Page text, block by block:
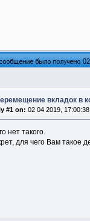
вкладок в
#1 on: 02 04 2019,
нет такого.
для чего Вам такое